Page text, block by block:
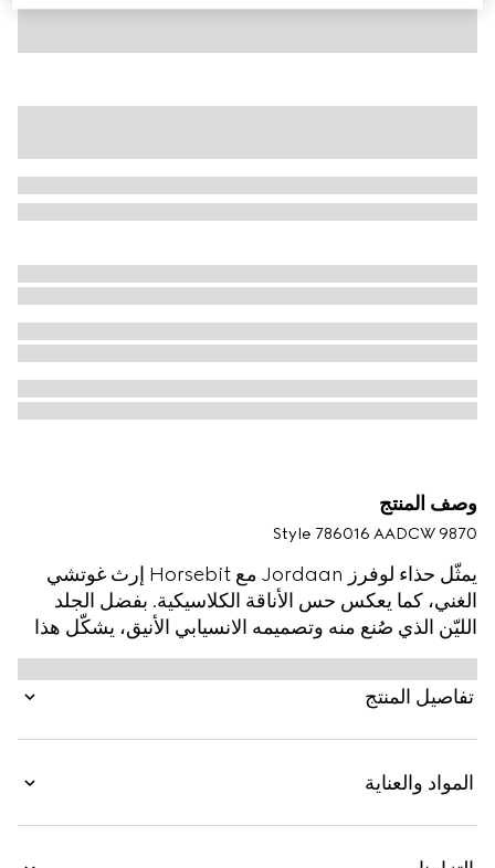
وصف المنتج
Style ‎786016 AADCW 9870
يمثّل حذاء لوفرز Jordaan مع Horsebit إرث غوتشي
الغني، كما يعكس حس الأناقة الكلاسيكية. بفضل الجلد
الليّن الذي صُنع منه وتصميمه الانسيابي الأنيق، يشكّل هذا
الحذاء قطعةً معبّرة إلى أقصى الحدود عن الأناقة المناسبة
للحياة اليومية.
تفاصيل المنتج
المواد والعناية